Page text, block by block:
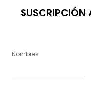
SUSCRIPCIÓN
Nombres